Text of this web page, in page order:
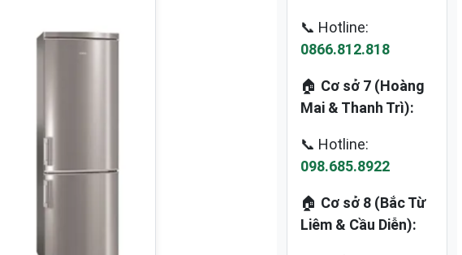
📞 Hotline:
0866.812.818
🏠 Cơ sở 7 (Hoàng
Mai & Thanh Trì):
📞 Hotline:
098.685.8922
🏠 Cơ sở 8 (Bắc Từ
Liêm & Cầu Diễn):